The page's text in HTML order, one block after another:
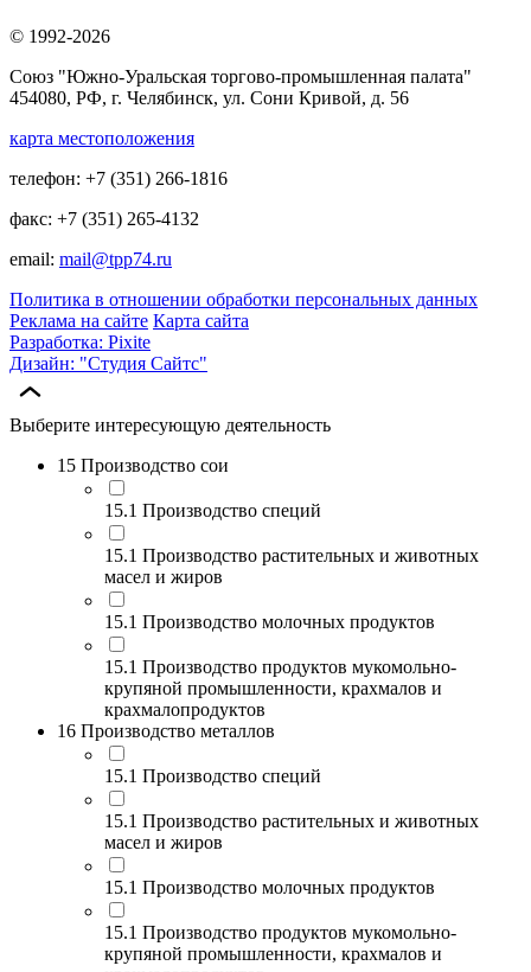
© 1992-2026
Союз "Южно-Уральская торгово-промышленная палата"
454080, РФ, г. Челябинск, ул. Сони Кривой, д. 56
карта местоположения
телефон: +7 (351) 266-1816
факс: +7 (351) 265-4132
email: mail@tpp74.ru
Политика в отношении обработки персональных данных
Реклама на сайте Карта сайта
Разработка: Pixite
Дизайн: "Студия Сайтс"
Выберите интересующую деятельность
15 Производство сои
15.1 Производство специй
15.1 Производство растительных и животных
масел и жиров
15.1 Производство молочных продуктов
15.1 Производство продуктов мукомольно-
крупяной промышленности, крахмалов и
крахмалопродуктов
16 Производство металлов
15.1 Производство специй
15.1 Производство растительных и животных
масел и жиров
15.1 Производство молочных продуктов
15.1 Производство продуктов мукомольно-
крупяной промышленности, крахмалов и